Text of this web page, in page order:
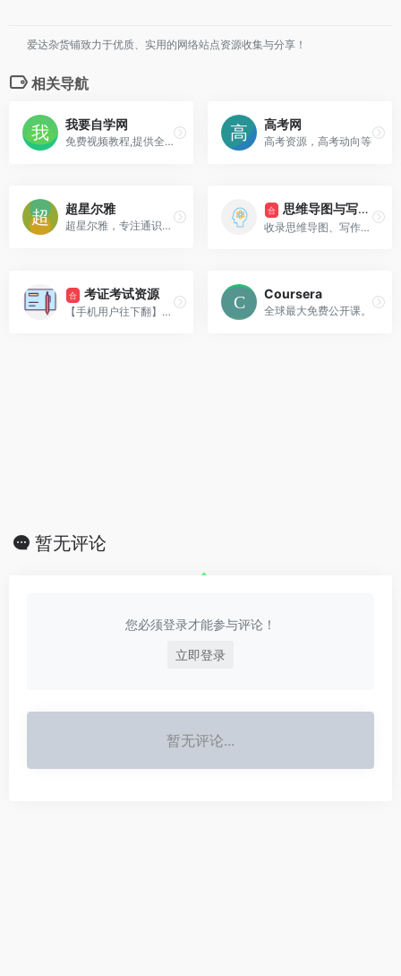
爱达杂货铺致力于优质、实用的网络站点资源收集与分享！
相关导航
我要自学网
免费视频教程,提供全方位软件学习，有3D教程，平面教程，多媒体制作教程，办公信息化教程，机械设计教程，网站制作教程,电脑培训
高考网
高考资源，高考动向等
超星尔雅
超星尔雅，专注通识教育，致力于通过资源、技术、服务，成为中国高校通识教育实施难题破冰者。
合 思维导图与写作输出
收录思维导图、写作笔记、稍后阅读等资源
合 考证考试资源
【手机用户往下翻】四六级、考研、各类执业考试资源分享
Coursera
全球最大免费公开课。
暂无评论
您必须登录才能参与评论！
立即登录
暂无评论...